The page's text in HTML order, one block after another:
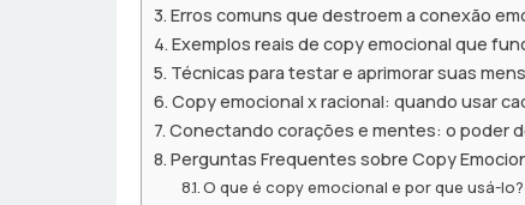
Erros comuns que destroem a conexão
Exemplos reais de copy emocional que
Técnicas para testar e aprimorar suas
Copy emocional x racional: quando usar
Conectando corações e mentes: o poder
Perguntas Frequentes sobre Copy
O que é copy emocional e por que usá-lo?